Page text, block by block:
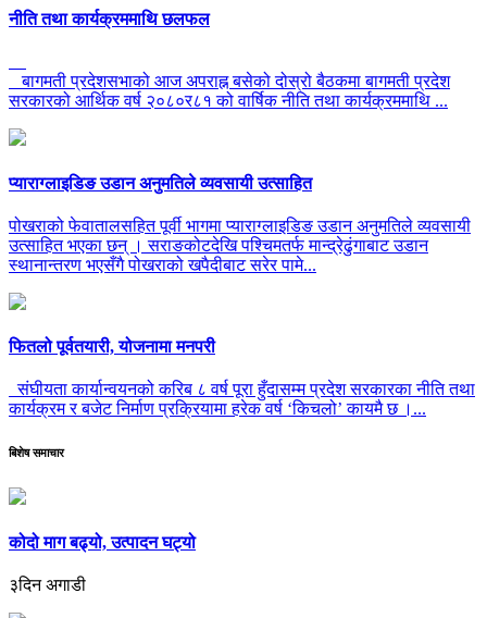
नीति तथा कार्यक्रममाथि छलफल
बागमती प्रदेशसभाको आज अपराह्न बसेको दोस्रो बैठकमा बागमती प्रदेश
सरकारको आर्थिक वर्ष २०८०र८१ को वार्षिक नीति तथा कार्यक्रममाथि ...
प्याराग्लाइडिङ उडान अनुमतिले व्यवसायी उत्साहित
पोखराको फेवातालसहित पूर्वी भागमा प्याराग्लाइडिङ उडान अनुमतिले व्यवसायी
उत्साहित भएका छन् । सराङकोटदेखि पश्चिमतर्फ मान्द्रेढुंगाबाट उडान
स्थानान्तरण भएसँगै पोखराको खपैदीबाट सरेर पामे...
फितलो पूर्वतयारी, योजनामा मनपरी
संघीयता कार्यान्वयनको करिब ८ वर्ष पूरा हुँदासम्म प्रदेश सरकारका नीति तथा
कार्यक्रम र बजेट निर्माण प्रक्रियामा हरेक वर्ष ‘किचलो’ कायमै छ ।...
बिशेष समाचार
कोदो माग बढ्यो, उत्पादन घट्यो
३दिन अगाडी